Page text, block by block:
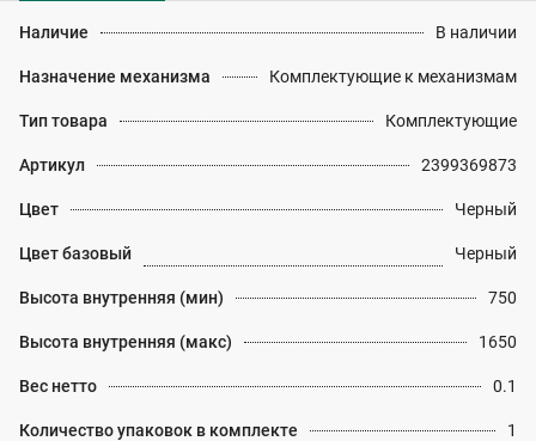
Наличие В наличии
Назначение механизма Комплектующие к механизмам
Тип товара Комплектующие
Артикул 2399369873
Цвет Черный
Цвет базовый Черный
Высота внутренняя (мин) 750
Высота внутренняя (макс) 1650
Вес нетто 0.1
Количество упаковок в комплекте 1